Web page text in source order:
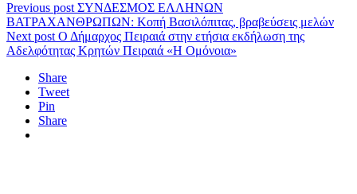
Previous post ΣΥΝΔΕΣΜΟΣ ΕΛΛΗΝΩΝ
ΒΑΤΡΑΧΑΝΘΡΩΠΩΝ: Κοπή Βασιλόπιτας, βραβεύσεις μελών
Next post Ο Δήμαρχος Πειραιά στην ετήσια εκδήλωση της
Αδελφότητας Κρητών Πειραιά «Η Ομόνοια»
Share
Tweet
Pin
Share